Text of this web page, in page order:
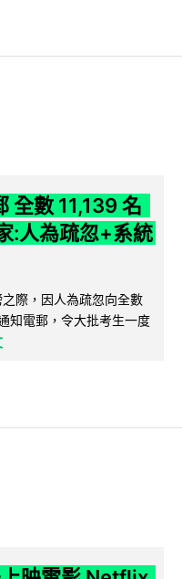
全數 11,139 名
:人為疏忽+系統
際，因人為疏忽向全數
知電郵，令大批考生一度